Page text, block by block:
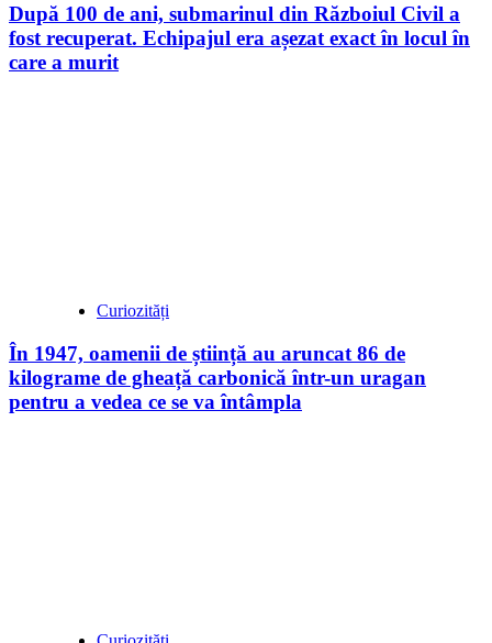
După 100 de ani, submarinul din Războiul Civil a
fost recuperat. Echipajul era așezat exact în locul în
care a murit
Curiozități
În 1947, oamenii de știință au aruncat 86 de
kilograme de gheață carbonică într-un uragan
pentru a vedea ce se va întâmpla